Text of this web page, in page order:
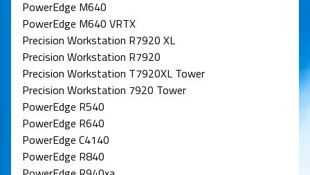
PowerEdge M640
PowerEdge M640 VRTX
Precision Workstation R7920 XL
Precision Workstation R7920
Precision Workstation T7920XL Tower
Precision Workstation 7920 Tower
PowerEdge R540
PowerEdge R640
PowerEdge C4140
PowerEdge R840